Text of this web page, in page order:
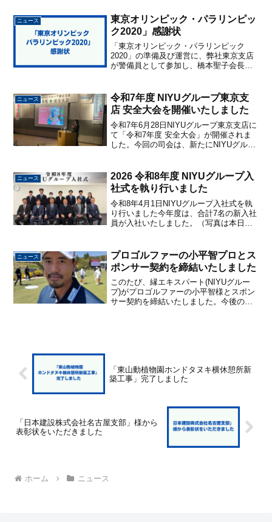
ニュース
東京オリンピック・パラリンピッ
ク2020」感謝状
「東京オリンピック・パラリンピック
2020」の準備及び運営に、弊社東京支店
が警備員として参加し、橋本聖子会長よ
ニュース
令和7年度 NIYUグループ東京支
店 安全大会を開催いたしました
令和7年6月28日NIYUグループ東京支店に
て「令和7年度 安全大会」が開催されま
した。今回の司会は、新たにNIYUグルー
した。また、特別講演では、東京2020オ
リンピ...
ニュース
2026 令和8年度 NIYUグループ入
社式を執り行いました
令和8年4月1日NIYUグループ入社式を執
り行いました今年度は、合計7名の新入社
員が入社いたしました。（写真は本日出
りました。これからの成長と活躍を楽し
みにしておりま...
ニュース
プロゴルファーの小平智プロとス
ポンサー契約を締結いたしました
このたび、縁エキスパート(NIYUグルー
プ)がプロゴルファーの小平智様とスポン
サー契約を締結いたしました。今後のご
「東山動植物園ホンドタヌキ横休憩所新
築工事」完了しました
「日本建設株式会社名古屋支部」様から
表彰状をいただきました
ホーム ニュース